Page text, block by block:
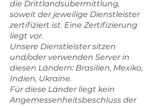
die Drittlandsübermittlung,
soweit der jeweilige Dienstleister
zertifiziert ist. Eine Zertifizierung
liegt vor.
Unsere Dienstleister sitzen
und/oder verwenden Server in
diesen Ländern: Brasilien, Mexiko,
Indien, Ukraine.
Für diese Länder liegt kein
Angemessenheitsbeschluss der